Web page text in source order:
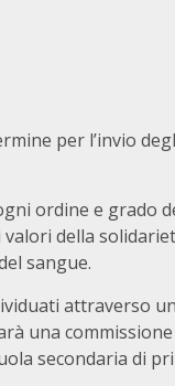
per l’invio
ordine e grado
della
sangue.
attraverso
una
secondaria di